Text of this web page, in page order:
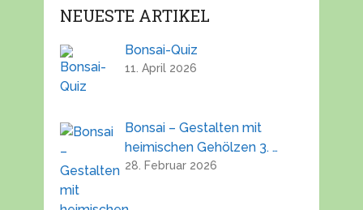
NEUESTE ARTIKEL
Bonsai-Quiz
11. April 2026
Bonsai – Gestalten mit
heimischen Gehölzen 3. …
28. Februar 2026